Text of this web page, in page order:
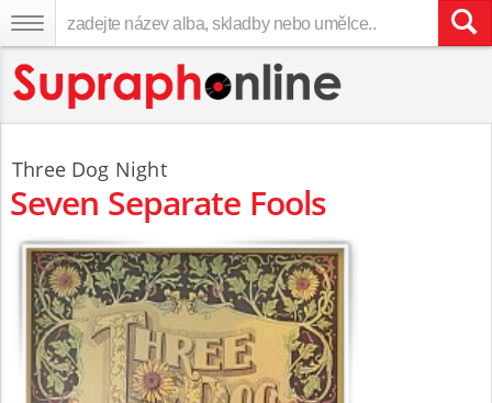
Three Dog Night
Seven Separate Fools